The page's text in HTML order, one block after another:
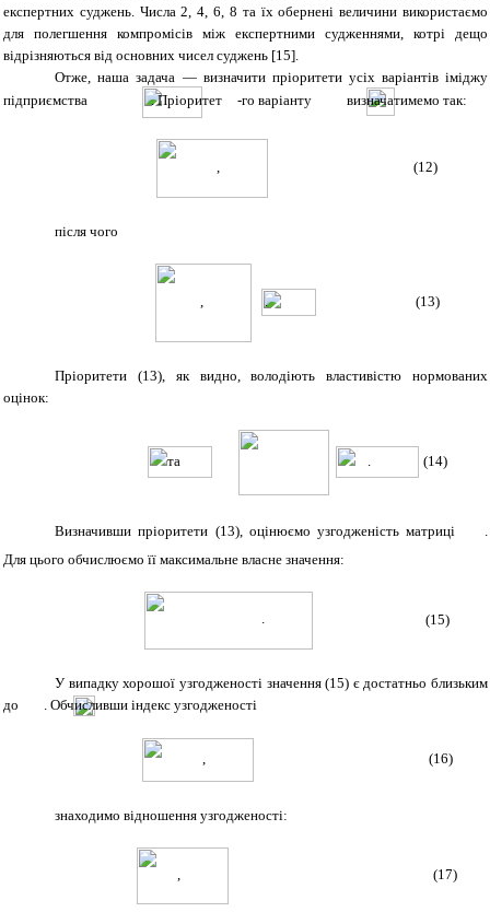
експертних суджень. Числа 2, 4, 6, 8 та їх обернені величини використаємо
для полегшення компромісів між експертними судженнями, котрі дещо
відрізняються від основних чисел суджень [15]
Отже, наша задача — визначити пріоритети усіх варіантів іміджу
підприємства
. Пріоритет -го варіанту визначатимемо так:
(12)
після чого
. (13)
Пріоритети (13), як видно, володіють властивістю нормованих
оцінок:
та (14)
Визначивши пріоритети (13), оцінюємо узгодженість матриці
Для цього обчислюємо її максимальне власне значення:
. (15)
У випадку хорошої узгодженості значення (15) є достатньо близьким
до
. Обчисливши індекс узгодженості
, (16)
знаходимо відношення узгодженості:
, (17)